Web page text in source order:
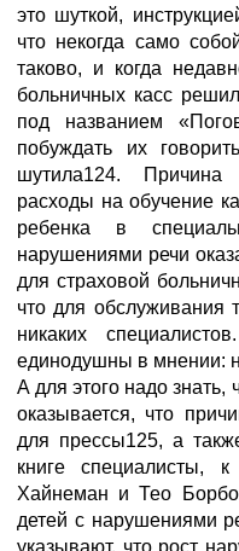
это шуткой,
что некогда само
таково, и когда
больничных касс
под названием
побуждать их
шутила124. Причина
расходы на обучение
ребенка в
нарушениями речи
для страховой
что для обслуживания
никаких
единодушны в мнении:
А для этого надо
оказывается, что
для прессы125, а
книге специалисты,
Хайнеман и Тео
детей с нарушениями
указывают, что рост